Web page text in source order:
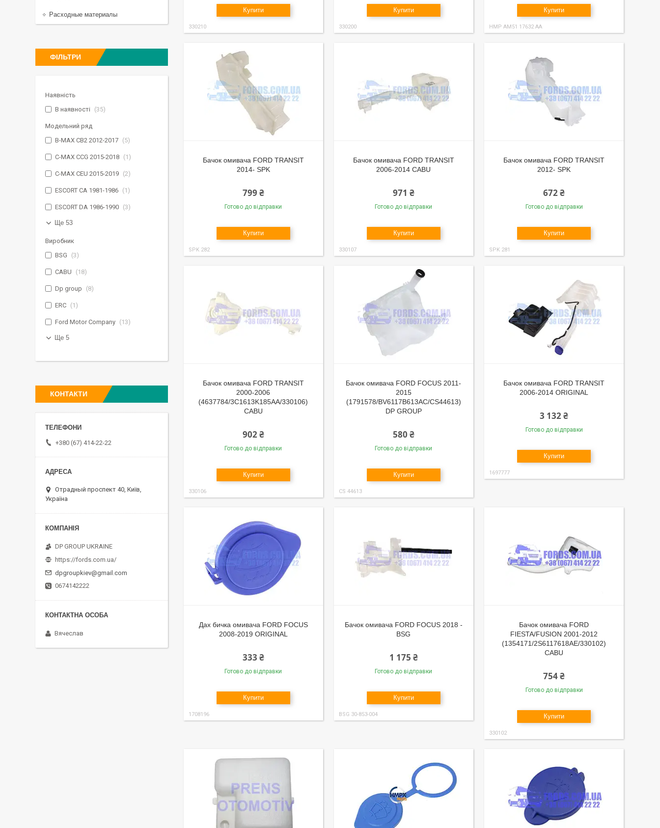
Купити
330210
Купити
330200
Купити
HMP AM51 17632 AA
Бачок омивача FORD TRANSIT
2014- SPK
799 ₴
Готово до відправки
Купити
SPK 282
Бачок омивача FORD TRANSIT
2006-2014 CABU
971 ₴
Готово до відправки
Купити
330107
Бачок омивача FORD TRANSIT
2012- SPK
672 ₴
Готово до відправки
Купити
SPK 281
Бачок омивача FORD TRANSIT
2000-2006
(4637784/3C1613K185AA/330106)
CABU
902 ₴
Готово до відправки
Купити
330106
Бачок омивача FORD FOCUS 2011-
2015
(1791578/BV6117B613AC/CS44613)
DP GROUP
580 ₴
Готово до відправки
Купити
CS 44613
Бачок омивача FORD TRANSIT
2006-2014 ORIGINAL
3 132 ₴
Готово до відправки
Купити
1697777
Дах бичка омивача FORD FOCUS
2008-2019 ORIGINAL
333 ₴
Готово до відправки
Купити
1708196
Бачок омивача FORD FOCUS 2018 -
BSG
1 175 ₴
Готово до відправки
Купити
BSG 30-853-004
Бачок омивача FORD
FIESTA/FUSION 2001-2012
(1354171/2S6117618AE/330102)
CABU
754 ₴
Готово до відправки
Купити
330102
Расходные материалы
ФІЛЬТРИ
Наявність
В наявності
35
Модельний ряд
B-MAX CB2 2012-2017
5
C-MAX CCG 2015-2018 1
C-MAX CEU 2015-2019 2
ESCORT CA 1981-1986 1
ESCORT DA 1986-1990 3
Ще 53
Виробник
BSG
3
CABU 18
Dp group 8
ERC 1
Ford Motor Company 13
Ще 5
КОНТАКТИ
+380 (67) 414-22-22
Отрадный проспект 40, Київ,
Україна
DP GROUP UKRAINE
https://fords.com.ua/
dpgroupkiev@gmail.com
0674142222
Вячеслав